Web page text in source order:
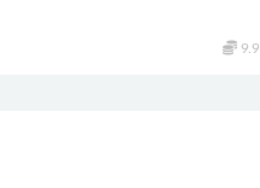
9.9